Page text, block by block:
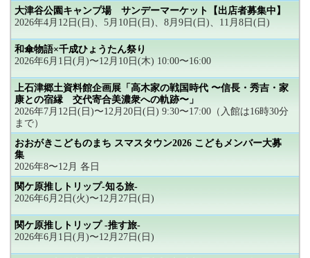
大津谷公園キャンプ場 サンデーマーケット【出店者募集中】
2026年4月12日(日)、5月10日(日)、8月9日(日)、11月8日(日)
和傘物語×千成ひょうたん祭り
2026年6月1日(月)〜12月10日(木) 10:00〜16:00
上石津郷土資料館企画展「高木家の戦国時代 〜信長・秀吉・家
康との宿縁 交代寄合美濃衆への軌跡〜」
2026年7月12日(日)〜12月20日(日) 9:30〜17:00（入館は16時30分
まで）
おおがきこどものまち スマスタウン2026 こどもメンバー大募
集
2026年8〜12月 各日
関ケ原推しトリップ-知る旅-
2026年6月2日(火)〜12月27日(日)
関ケ原推しトリップ -推す旅-
2026年6月1日(月)〜12月27日(日)